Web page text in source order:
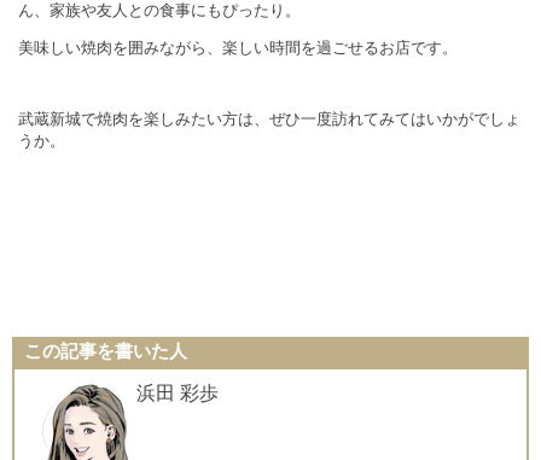
ん、家族や友人との食事にもぴったり。
美味しい焼肉を囲みながら、楽しい時間を過ごせるお店です。
武蔵新城で焼肉を楽しみたい方は、ぜひ一度訪れてみてはいかがでしょ
うか。
この記事を書いた人
浜田 彩歩